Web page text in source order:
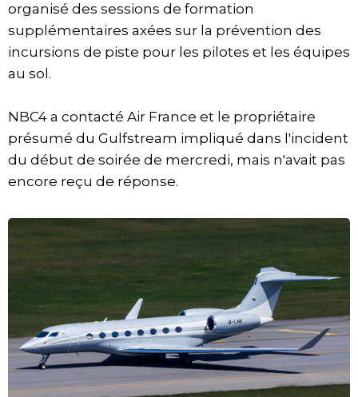
organisé des sessions de formation
supplémentaires axées sur la prévention des
incursions de piste pour les pilotes et les équipes
au sol.
NBC4 a contacté Air France et le propriétaire
présumé du Gulfstream impliqué dans l'incident
du début de soirée de mercredi, mais n'avait pas
encore reçu de réponse.